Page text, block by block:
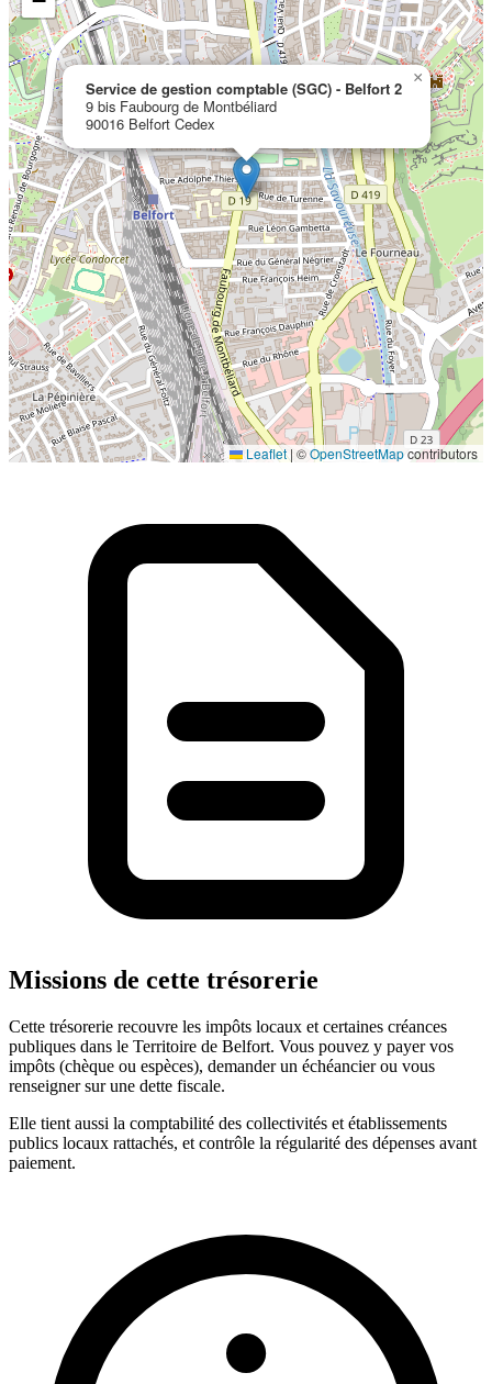
Localisation en cours...
Service de gestion comptable (SGC) - Belfort 2
9 bis Faubourg de Montbéliard
90016 Belfort Cedex
×
Leaflet | ©OpenStreetMapcontributors
Missions de cette trésorerie
Cette trésorerie recouvre les impôts locaux et certaines créances
publiques dans le Territoire de Belfort. Vous pouvez y payer vos
impôts (chèque ou espèces), demander un échéancier ou vous
renseigner sur une dette fiscale.
Elle tient aussi la comptabilité des collectivités et établissements
publics locaux rattachés, et contrôle la régularité des dépenses avant
paiement.